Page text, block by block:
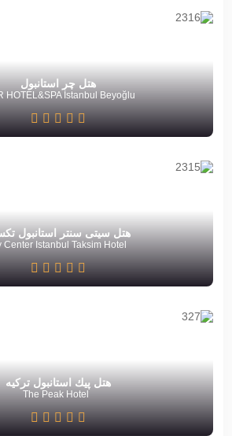
هتل چر استانبول
HOTEL&SPA İstanbul Beyoğlu
هتل سیتی سنتر استانبول
Center Istanbul Taksim Hotel
هتل پيك استانبول ترکیه
The Peak Hotel